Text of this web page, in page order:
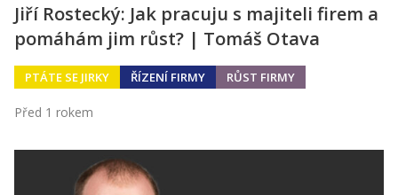
Jiří Rostecký: Jak pracuju s majiteli firem a
pomáhám jim růst? | Tomáš Otava
PTÁTE SE JIRKY ŘÍZENÍ FIRMY RŮST FIRMY
Před 1 rokem